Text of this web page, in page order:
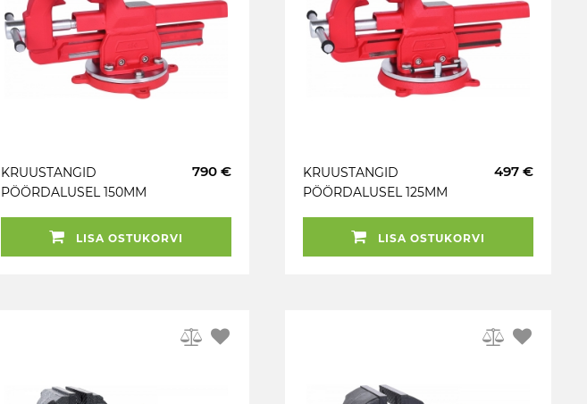
KRUUSTANGID
PÖÖRDALUSEL 150MM
790 €
LISA OSTUKORVI
KRUUSTANGID
PÖÖRDALUSEL 125MM
497 €
LISA OSTUKORVI